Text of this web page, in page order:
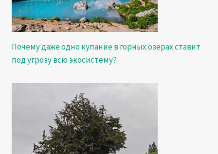
Почему даже одно купание в горных озёрах ставит
под угрозу всю экосистему?